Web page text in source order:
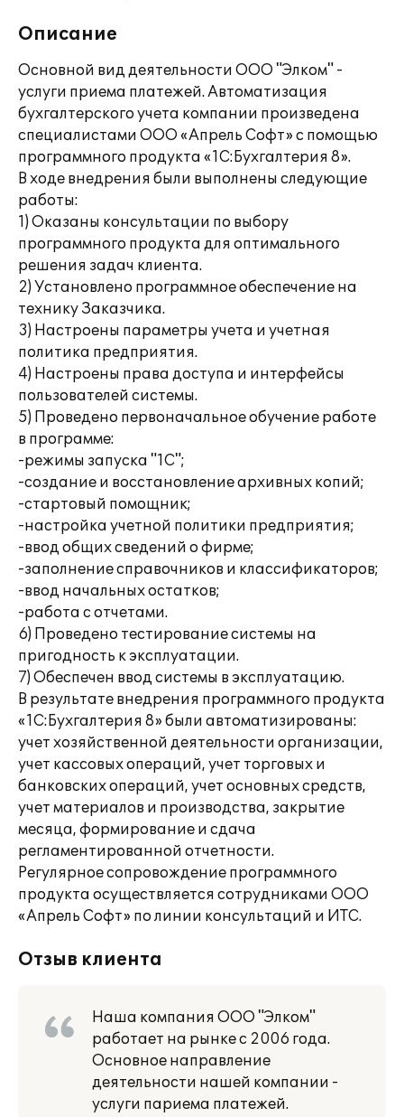
Описание
Основной вид деятельности ООО "Элком" -
услуги приема платежей. Автоматизация
бухгалтерского учета компании произведена
специалистами ООО «Апрель Софт» с помощью
программного продукта «1С:Бухгалтерия 8».
В ходе внедрения были выполнены следующие
работы:
1) Оказаны консультации по выбору
программного продукта для оптимального
решения задач клиента.
2) Установлено программное обеспечение на
технику Заказчика.
3) Настроены параметры учета и учетная
политика предприятия.
4) Настроены права доступа и интерфейсы
пользователей системы.
5) Проведено первоначальное обучение работе
в программе:
-режимы запуска "1С";
-создание и восстановление архивных копий;
-стартовый помощник;
-настройка учетной политики предприятия;
-ввод общих сведений о фирме;
-заполнение справочников и классификаторов;
-ввод начальных остатков;
-работа с отчетами.
6) Проведено тестирование системы на
пригодность к эксплуатации.
7) Обеспечен ввод системы в эксплуатацию.
В результате внедрения программного продукта
«1С:Бухгалтерия 8» были автоматизированы:
учет хозяйственной деятельности организации,
учет кассовых операций, учет торговых и
банковских операций, учет основных средств,
учет материалов и производства, закрытие
месяца, формирование и сдача
регламентированной отчетности.
Регулярное сопровождение программного
продукта осуществляется сотрудниками ООО
«Апрель Софт» по линии консультаций и ИТС.
Отзыв клиента
Наша компания ООО "Элком"
работает на рынке с 2006 года.
Основное направление
деятельности нашей компании -
услуги париема платежей.